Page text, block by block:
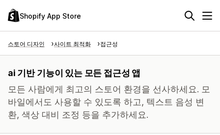
Shopify App Store
스토어 디자인 사이트 최적화 접근성
ai 기반 기능이 있는 모든 접근성 앱
모든 사람에게 최고의 스토어 환경을 선사하세요. 모
바일에서도 사용할 수 있도록 하고, 텍스트 음성 변
환, 색상 대비 조정 등을 추가하세요.